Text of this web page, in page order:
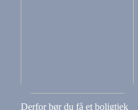
Derfor bør du få et boligtjek